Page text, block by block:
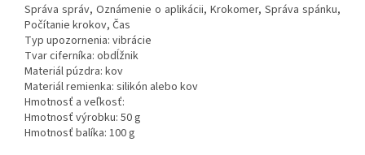
Správa správ, Oznámenie o aplikácii, Krokomer, Správa spánku,
Počítanie krokov, Čas
Typ upozornenia: vibrácie
Tvar ciferníka: obdĺžnik
Materiál púzdra: kov
Materiál remienka: silikón alebo kov
Hmotnosť a veľkosť:
Hmotnosť výrobku: 50 g
Hmotnosť balíka: 100 g